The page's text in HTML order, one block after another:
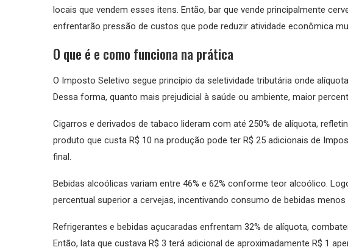
locais que vendem esses itens. Então, bar que vende principalmente
enfrentarão pressão de custos que pode reduzir atividade econômica
O que é e como funciona na prática
O Imposto Seletivo segue princípio da seletividade tributária onde
Dessa forma, quanto mais prejudicial à saúde ou ambiente, maior
Cigarros e derivados de tabaco lideram com até 250% de alíquota,
produto que custa R$ 10 na produção pode ter R$ 25 adicionais de
final.
Bebidas alcoólicas variam entre 46% e 62% conforme teor alcoólico.
percentual superior a cervejas, incentivando consumo de bebidas
Refrigerantes e bebidas açucaradas enfrentam 32% de alíquota,
Então, lata que custava R$ 3 terá adicional de aproximadamente R$ 1